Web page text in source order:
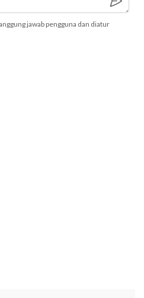
jawab pengguna dan diatur